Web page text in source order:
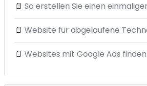
📄 So erstellen Sie einen
📄 Website für abgelaufene
📄 Websites mit Google Ads finden